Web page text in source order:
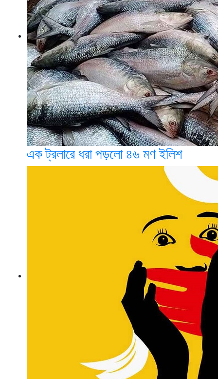
এক ট্রলারে ধরা পড়লো ৪৬ মণ ইলিশ